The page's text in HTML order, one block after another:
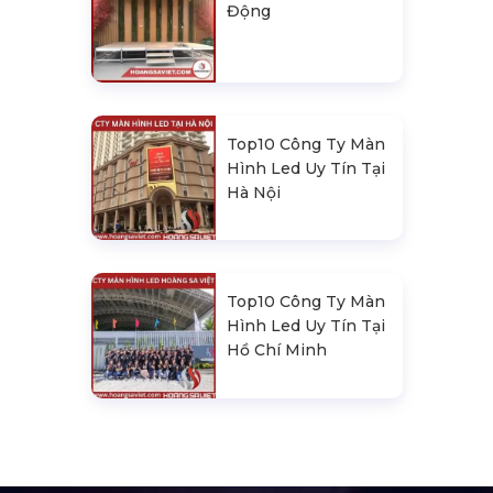
Động
Top10 Công Ty Màn
Hình Led Uy Tín Tại
Hà Nội
Top10 Công Ty Màn
Hình Led Uy Tín Tại
Hồ Chí Minh